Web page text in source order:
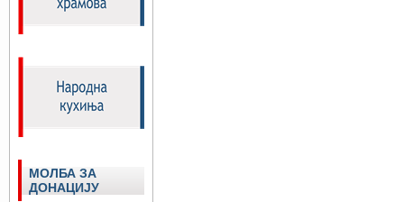
МОЛБА ЗА
ДОНАЦИЈУ